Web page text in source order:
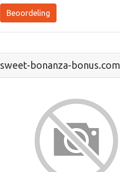
Beoordeling
sweet-bonanza-bonus.com